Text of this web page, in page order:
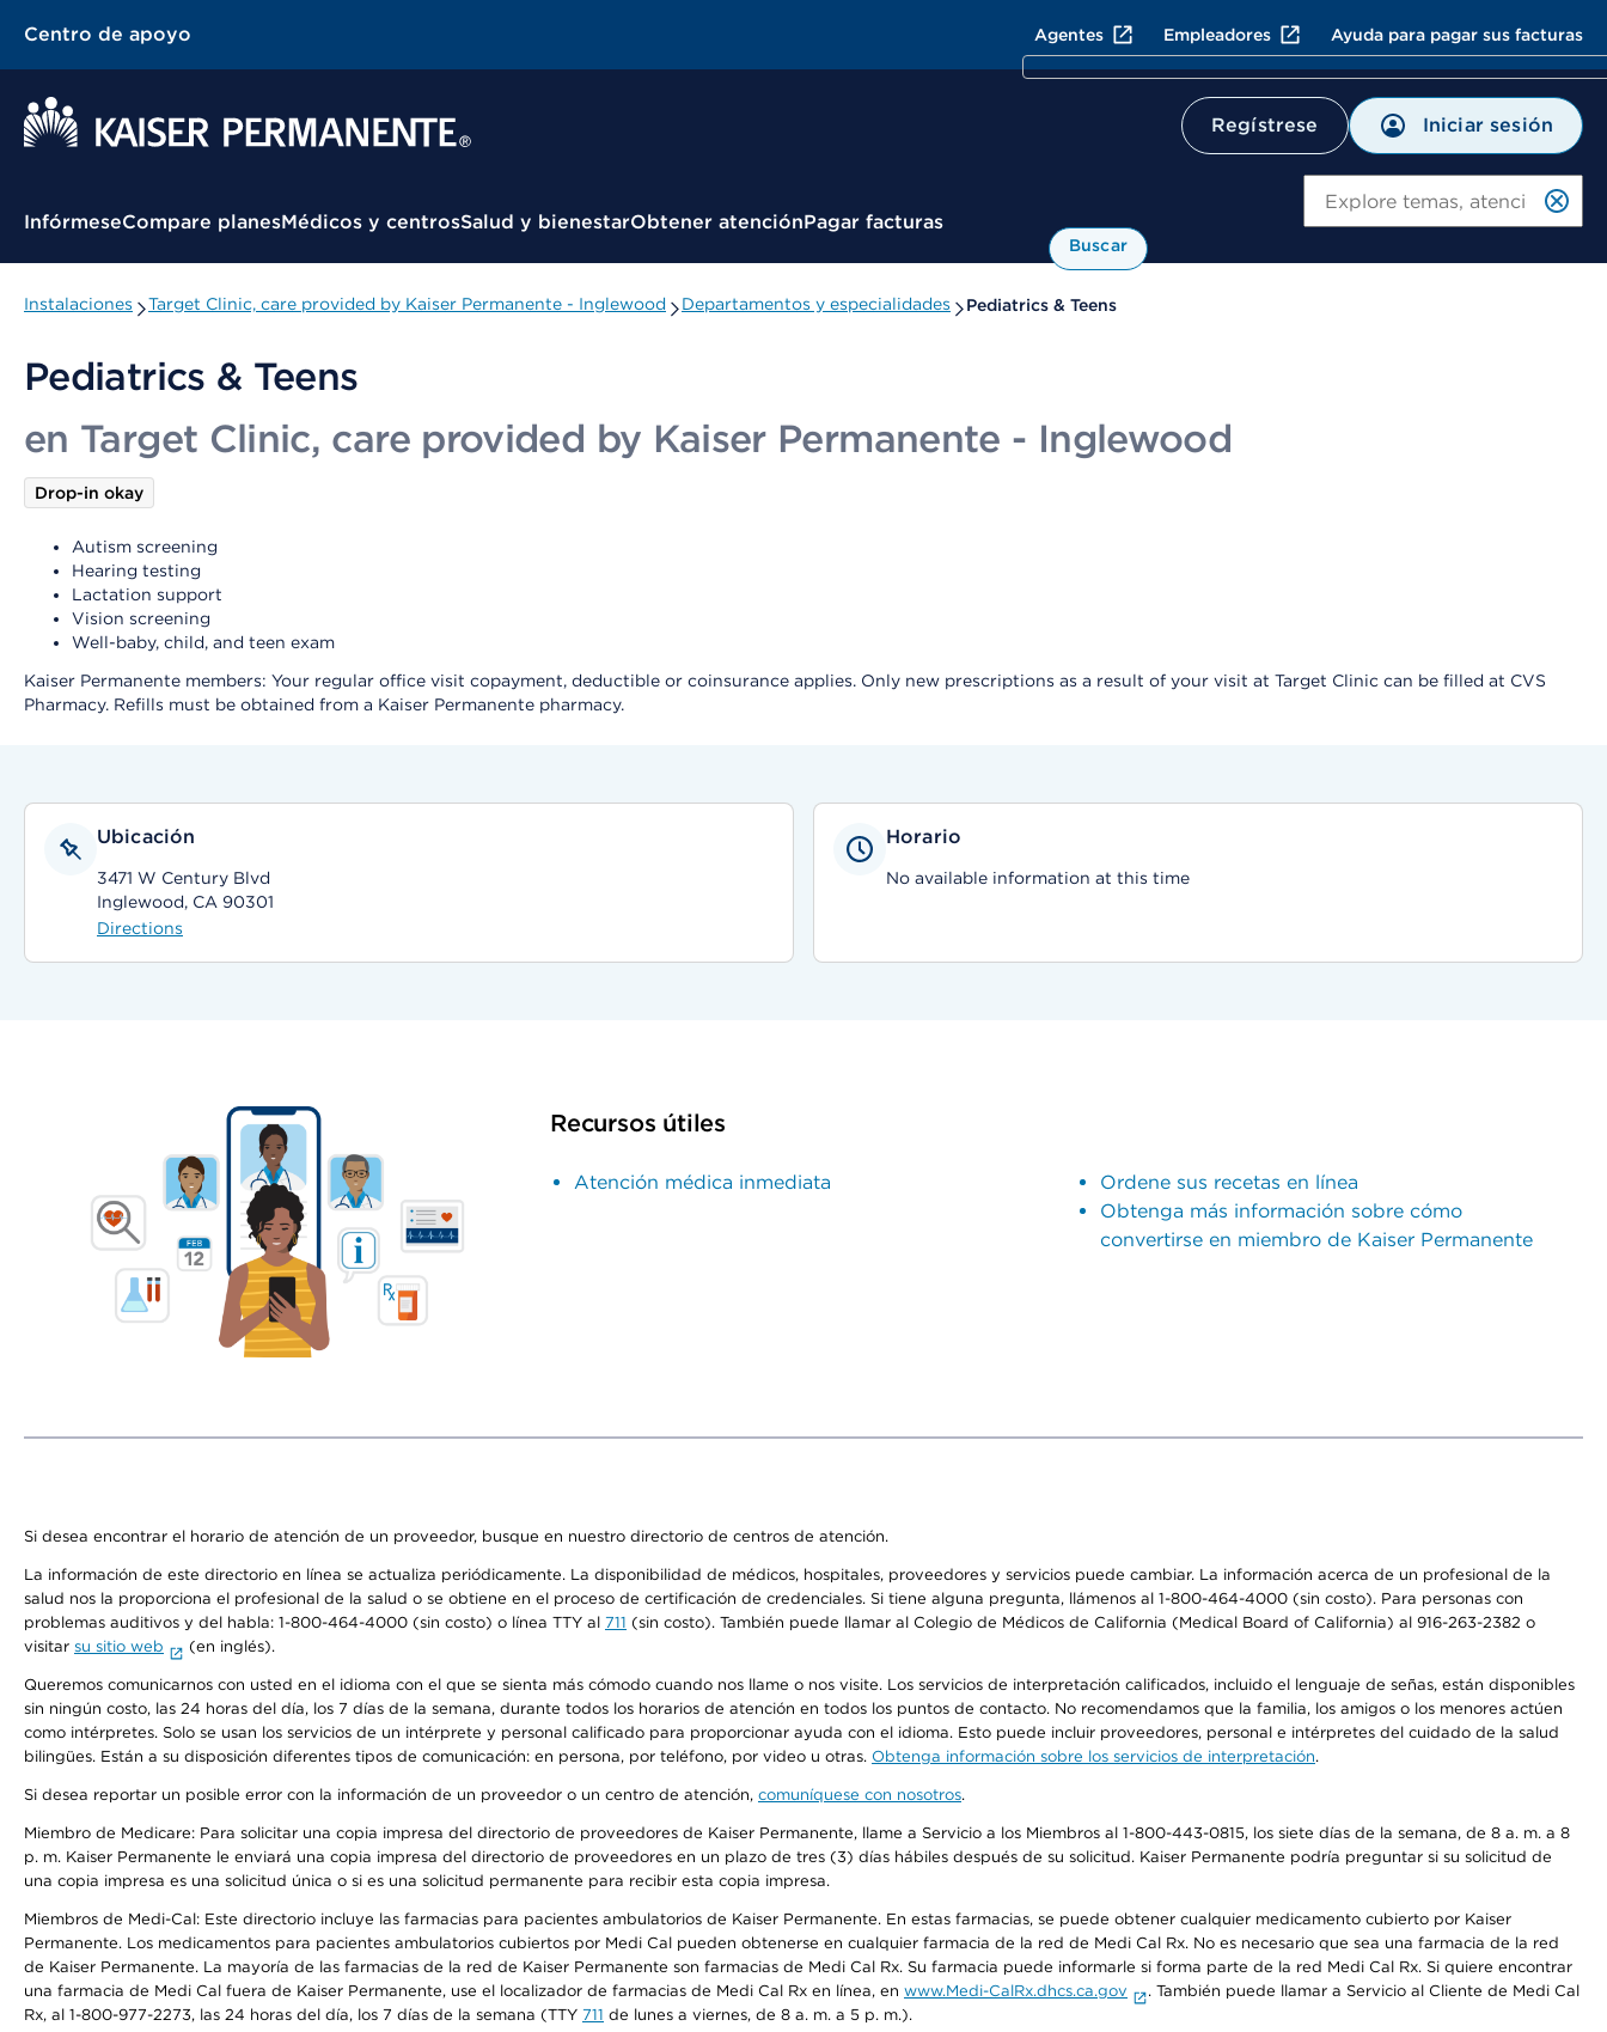
Centro de apoyo Agentes Empleadores Ayuda para pagar sus facturas
Regístrese Iniciar sesión
Menú contextual
InfórmeseCompare planesMédicos y centrosSalud y bienestarObtener atenciónPagar facturas
Buscar
Instalaciones Target Clinic, care provided by Kaiser Permanente - Inglewood Departamentos y especialidades Pediatrics & Teens
Pediatrics & Teens
en Target Clinic, care provided by Kaiser Permanente - Inglewood
Drop-in okay
Autism screening
Hearing testing
Lactation support
Vision screening
Well-baby, child, and teen exam
Kaiser Permanente members: Your regular office visit copayment, deductible or coinsurance applies. Only new prescriptions as a result of your visit at Target Clinic can be filled at CVS
Pharmacy. Refills must be obtained from a Kaiser Permanente pharmacy.
Ubicación
3471 W Century Blvd
Inglewood, CA 90301
Directions
Horario
No available information at this time
Recursos útiles
Atención médica inmediata
Ordene sus recetas en línea
Obtenga más información sobre cómo
convertirse en miembro de Kaiser Permanente
Si desea encontrar el horario de atención de un proveedor, busque en nuestro directorio de centros de atención.
La información de este directorio en línea se actualiza periódicamente. La disponibilidad de médicos, hospitales, proveedores y servicios puede cambiar. La información acerca de un profesional de la
salud nos la proporciona el profesional de la salud o se obtiene en el proceso de certificación de credenciales. Si tiene alguna pregunta, llámenos al 1-800-464-4000 (sin costo). Para personas con
problemas auditivos y del habla: 1-800-464-4000 (sin costo) o línea TTY al 711 (sin costo). También puede llamar al Colegio de Médicos de California (Medical Board of California) al 916-263-2382 o
visitar su sitio web (en inglés).
Queremos comunicarnos con usted en el idioma con el que se sienta más cómodo cuando nos llame o nos visite. Los servicios de interpretación calificados, incluido el lenguaje de señas, están disponibles
sin ningún costo, las 24 horas del día, los 7 días de la semana, durante todos los horarios de atención en todos los puntos de contacto. No recomendamos que la familia, los amigos o los menores actúen
como intérpretes. Solo se usan los servicios de un intérprete y personal calificado para proporcionar ayuda con el idioma. Esto puede incluir proveedores, personal e intérpretes del cuidado de la salud
bilingües. Están a su disposición diferentes tipos de comunicación: en persona, por teléfono, por video u otras. Obtenga información sobre los servicios de interpretación.
Si desea reportar un posible error con la información de un proveedor o un centro de atención, comuníquese con nosotros.
Miembro de Medicare: Para solicitar una copia impresa del directorio de proveedores de Kaiser Permanente, llame a Servicio a los Miembros al 1-800-443-0815, los siete días de la semana, de 8 a. m. a 8
p. m. Kaiser Permanente le enviará una copia impresa del directorio de proveedores en un plazo de tres (3) días hábiles después de su solicitud. Kaiser Permanente podría preguntar si su solicitud de
una copia impresa es una solicitud única o si es una solicitud permanente para recibir esta copia impresa.
Miembros de Medi-Cal: Este directorio incluye las farmacias para pacientes ambulatorios de Kaiser Permanente. En estas farmacias, se puede obtener cualquier medicamento cubierto por Kaiser
Permanente. Los medicamentos para pacientes ambulatorios cubiertos por Medi Cal pueden obtenerse en cualquier farmacia de la red de Medi Cal Rx. No es necesario que sea una farmacia de la red
de Kaiser Permanente. La mayoría de las farmacias de la red de Kaiser Permanente son farmacias de Medi Cal Rx. Su farmacia puede informarle si forma parte de la red Medi Cal Rx. Si quiere encontrar
una farmacia de Medi Cal fuera de Kaiser Permanente, use el localizador de farmacias de Medi Cal Rx en línea, en www.Medi-CalRx.dhcs.ca.gov
. También puede llamar a Servicio al Cliente de Medi Cal
Rx, al 1-800-977-2273, las 24 horas del día, los 7 días de la semana (TTY 711 de lunes a viernes, de 8 a. m. a 5 p. m.).